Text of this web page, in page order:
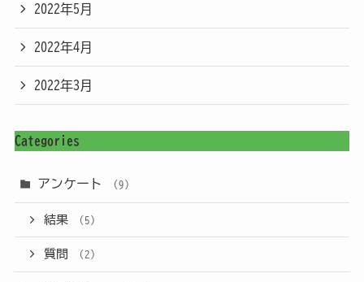
2022年5月
2022年4月
2022年3月
Categories
アンケート (9)
結果 (5)
質問 (2)